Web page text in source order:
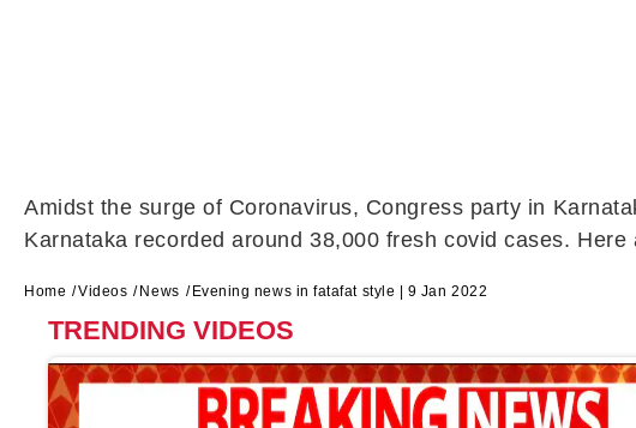
Amidst the surge of Coronavirus, Congress party in
Karnataka recorded around 38,000 fresh covid cases.
Home Videos News Evening news in fatafat style | 9 Jan 2022
TRENDING VIDEOS